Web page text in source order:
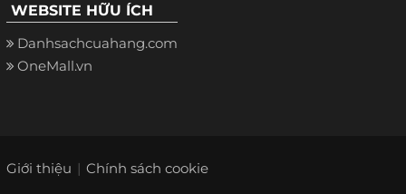
WEBSITE HỮU ÍCH
Danhsachcuahang.com
OneMall.vn
Giới thiệu Chính sách cookie